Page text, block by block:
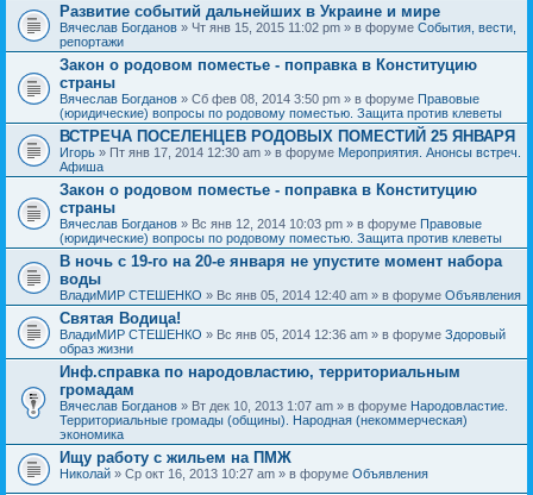
Развитие событий дальнейших в Украине и мире
Вячеслав Богданов » Чт янв 15, 2015 11:02 pm » в форуме События, вести,
репортажи
Закон о родовом поместье - поправка в Конституцию
страны
Вячеслав Богданов » Сб фев 08, 2014 3:50 pm » в форуме Правовые
(юридические) вопросы по родовому поместью. Защита против клеветы
ВСТРЕЧА ПОСЕЛЕНЦЕВ РОДОВЫХ ПОМЕСТИЙ 25 ЯНВАРЯ
Игорь » Пт янв 17, 2014 12:30 am » в форуме Мероприятия. Анонсы встреч.
Афиша
Закон о родовом поместье - поправка в Конституцию
страны
Вячеслав Богданов » Вс янв 12, 2014 10:03 pm » в форуме Правовые
(юридические) вопросы по родовому поместью. Защита против клеветы
В ночь с 19-го на 20-е января не упустите момент набора
воды
ВладиМИР СТЕШЕНКО » Вс янв 05, 2014 12:40 am » в форуме Объявления
Святая Водица!
ВладиМИР СТЕШЕНКО » Вс янв 05, 2014 12:36 am » в форуме Здоровый
образ жизни
Инф.справка по народовластию, территориальным
громадам
Вячеслав Богданов » Вт дек 10, 2013 1:07 am » в форуме Народовластие.
Территориальные громады (общины). Народная (некоммерческая)
экономика
Ищу работу с жильем на ПМЖ
Николай » Ср окт 16, 2013 10:27 am » в форуме Объявления